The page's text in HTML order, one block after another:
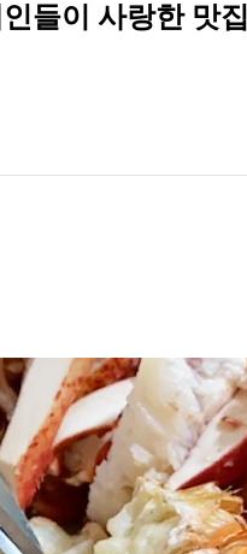
들이 사랑한 맛집